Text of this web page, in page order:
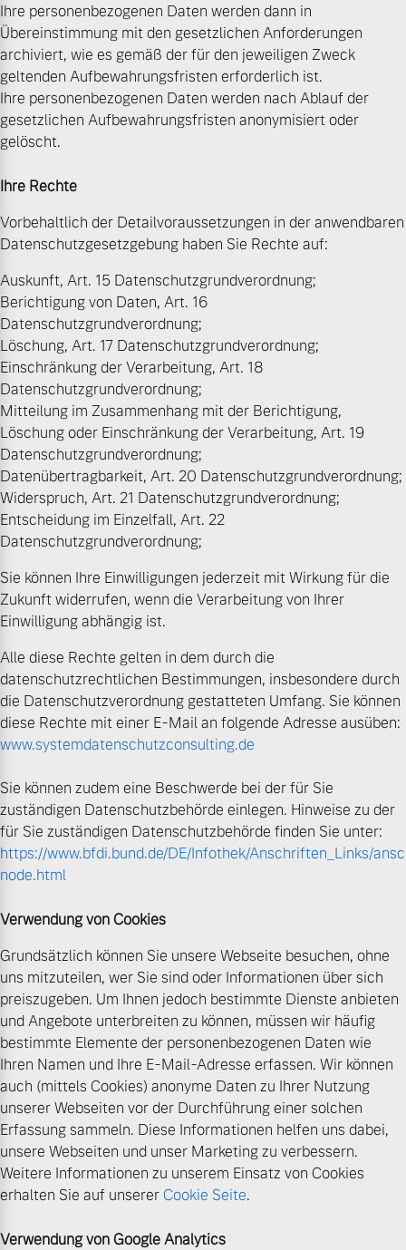
Ihre personenbezogenen Daten werden dann in
Übereinstimmung mit den gesetzlichen Anforderungen
archiviert, wie es gemäß der für den jeweiligen Zweck
geltenden Aufbewahrungsfristen erforderlich ist.
Ihre personenbezogenen Daten werden nach Ablauf der
gesetzlichen Aufbewahrungsfristen anonymisiert oder
gelöscht.
Ihre Rechte
Vorbehaltlich der Detailvoraussetzungen in der anwendbaren
Datenschutzgesetzgebung haben Sie Rechte auf:
Auskunft, Art. 15 Datenschutzgrundverordnung;
Berichtigung von Daten, Art. 16
Datenschutzgrundverordnung;
Löschung, Art. 17 Datenschutzgrundverordnung;
Einschränkung der Verarbeitung, Art. 18
Datenschutzgrundverordnung;
Mitteilung im Zusammenhang mit der Berichtigung,
Löschung oder Einschränkung der Verarbeitung, Art. 19
Datenschutzgrundverordnung;
Datenübertragbarkeit, Art. 20 Datenschutzgrundverordnung;
Widerspruch, Art. 21 Datenschutzgrundverordnung;
Entscheidung im Einzelfall, Art. 22
Datenschutzgrundverordnung;
Sie können Ihre Einwilligungen jederzeit mit Wirkung für die
Zukunft widerrufen, wenn die Verarbeitung von Ihrer
Einwilligung abhängig ist.
Alle diese Rechte gelten in dem durch die
datenschutzrechtlichen Bestimmungen, insbesondere durch
die Datenschutzverordnung gestatteten Umfang. Sie können
diese Rechte mit einer E-Mail an folgende Adresse ausüben:
www.systemdatenschutzconsulting.de
Sie können zudem eine Beschwerde bei der für Sie
zuständigen Datenschutzbehörde einlegen. Hinweise zu der
für Sie zuständigen Datenschutzbehörde finden Sie unter:
https://www.bfdi.bund.de/DE/Infothek/Anschriften_Links/
node.html
Verwendung von Cookies
Grundsätzlich können Sie unsere Webseite besuchen, ohne
uns mitzuteilen, wer Sie sind oder Informationen über sich
preiszugeben. Um Ihnen jedoch bestimmte Dienste anbieten
und Angebote unterbreiten zu können, müssen wir häufig
bestimmte Elemente der personenbezogenen Daten wie
Ihren Namen und Ihre E-Mail-Adresse erfassen. Wir können
auch (mittels Cookies) anonyme Daten zu Ihrer Nutzung
unserer Webseiten vor der Durchführung einer solchen
Erfassung sammeln. Diese Informationen helfen uns dabei,
unsere Webseiten und unser Marketing zu verbessern.
Weitere Informationen zu unserem Einsatz von Cookies
erhalten Sie auf unsererCookie Seite.
Verwendung von Google Analytics